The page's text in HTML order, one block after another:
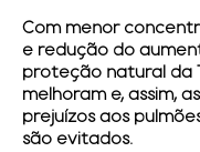
Com menor
e redução do
proteção natural da
melhoram e, assim,
prejuízos aos
são evitados.